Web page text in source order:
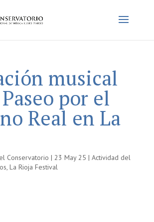
musical
por el
Real en La
Conservatorio | 23 May 25 | Actividad del
, La Rioja Festival